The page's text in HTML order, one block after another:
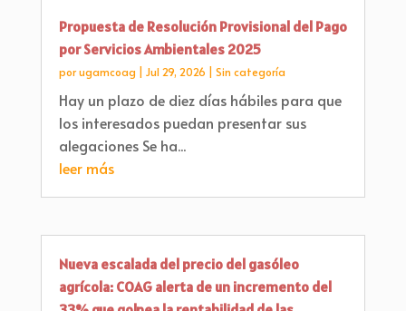
Propuesta de Resolución Provisional del Pago
por Servicios Ambientales 2025
porugamcoag Jul 29, 2026 Sin categoría
Hay un plazo de diez días hábiles para que
los interesados puedan presentar sus
alegaciones Se ha...
leer más
Nueva escalada del precio del gasóleo
agrícola: COAG alerta de un incremento del